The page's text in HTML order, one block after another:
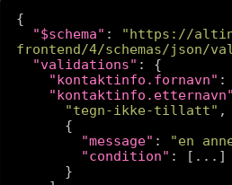
"$schema" :
"https://
frontend/4/schemas/json/
"validations"
"kontaktinfo.fornavn" :
"kontaktinfo.etternavn"
"tegn-ikke-tillatt"
"message" : "en
"condition"